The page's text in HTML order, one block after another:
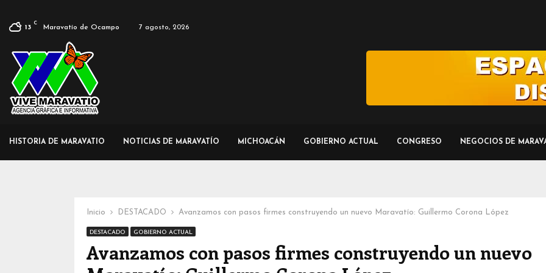
13
C
Maravatío de Ocampo 7 agosto, 2026
HISTORIA DE MARAVATIO NOTICIAS DE MARAVATÍO MICHOACÁN GOBIERNO ACTUAL CONGRESO NEGOCIOS DE
Inicio DESTACADO Avanzamos con pasos firmes construyendo un nuevo Maravatío: Guillermo Corona López
DESTACADO GOBIERNO ACTUAL
Avanzamos con pasos firmes construyendo un nuevo